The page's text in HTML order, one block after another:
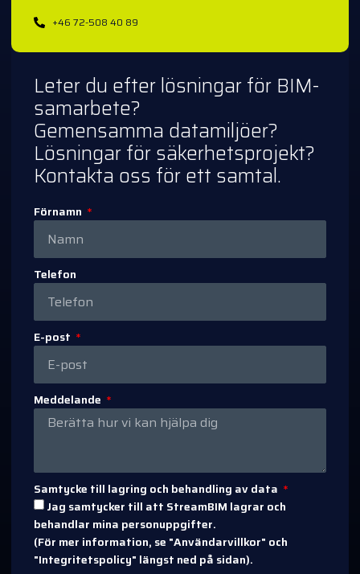
+46 72-508 40 89
Leter du efter lösningar för BIM-
samarbete?
Gemensamma datamiljöer?
Lösningar för säkerhetsprojekt?
Kontakta oss för ett samtal.
Förnamn
Telefon
E-post
Meddelande
Samtycke till lagring och behandling av data
Jag samtycker till att StreamBIM lagrar och
behandlar mina personuppgifter.
(För mer information, se "Användarvillkor" och
"Integritetspolicy" längst ned på sidan).